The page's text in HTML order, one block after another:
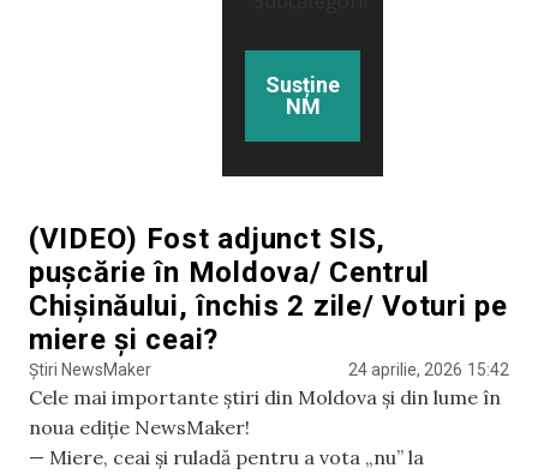
Susține
NM
(VIDEO) Fost adjunct SIS,
pușcărie în Moldova/ Centrul
Chișinăului, închis 2 zile/ Voturi pe
miere și ceai?
Știri NewsMaker 24 aprilie, 2026 15:42
Cele mai importante știri din Moldova și din lume în
noua ediție NewsMaker!
— Miere, ceai și ruladă pentru a vota „nu” la